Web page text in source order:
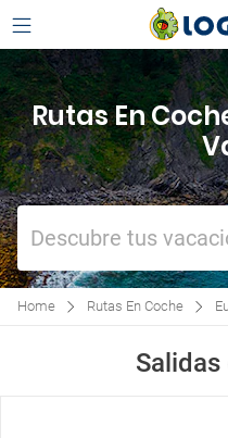
Rutas En
Descubre tus
Home Rutas En Coche